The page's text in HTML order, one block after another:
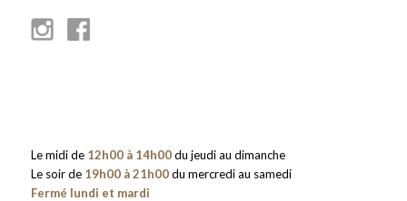
Le midi de 12h00 à 14h00du jeudi au dimanche
Le soir de 19h00 à 21h00du mercredi au samedi
Fermé lundi et mardi